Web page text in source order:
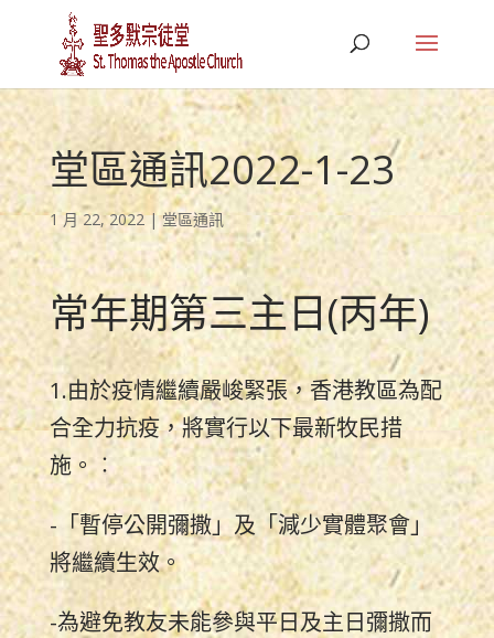
堂區通訊2022-1-23
1 月 22, 2022|堂區通訊
常年期第三主日(丙年)
1.由於疫情繼續嚴峻緊張，香港教區為配
合全力抗疫，將實行以下最新牧民措
施。︰
-「暫停公開彌撒」及「減少實體聚會」
將繼續生效。
-為避免教友未能參與平日及主日彌撒而